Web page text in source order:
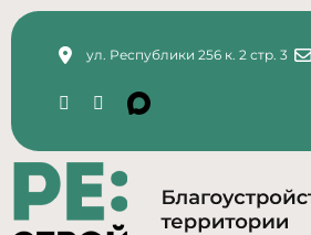
ул. Республики 256 к. 2 стр. 3